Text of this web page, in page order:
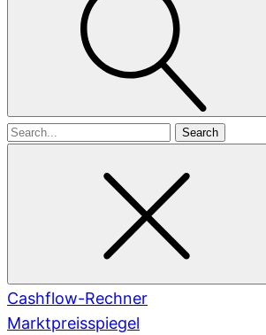
Search
Cashflow-Rechner
Marktpreisspiegel